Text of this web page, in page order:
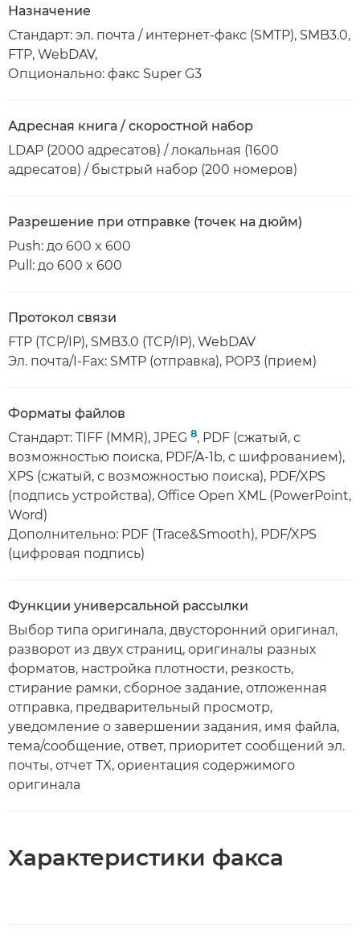
Назначение
Стандарт: эл. почта / интернет-факс (SMTP), SMB3.0,
FTP, WebDAV,
Опционально: факс Super G3
Адресная книга / скоростной набор
LDAP (2000 адресатов) / локальная (1600
адресатов) / быстрый набор (200 номеров)
Разрешение при отправке (точек на дюйм)
Push: до 600 x 600
Pull: до 600 x 600
Протокол связи
FTP (TCP/IP), SMB3.0 (TCP/IP), WebDAV
Эл. почта/I-Fax: SMTP (отправка), POP3 (прием)
Форматы файлов
Стандарт: TIFF (MMR), JPEG 8, PDF (сжатый, с
возможностью поиска, PDF/A-1b, с шифрованием),
XPS (сжатый, с возможностью поиска), PDF/XPS
(подпись устройства), Office Open XML (PowerPoint,
Word)
Дополнительно: PDF (Trace&Smooth), PDF/XPS
(цифровая подпись)
Функции универсальной рассылки
Выбор типа оригинала, двусторонний оригинал,
разворот из двух страниц, оригиналы разных
форматов, настройка плотности, резкость,
стирание рамки, сборное задание, отложенная
отправка, предварительный просмотр,
уведомление о завершении задания, имя файла,
тема/сообщение, ответ, приоритет сообщений эл.
почты, отчет TX, ориентация содержимого
оригинала
Характеристики факса